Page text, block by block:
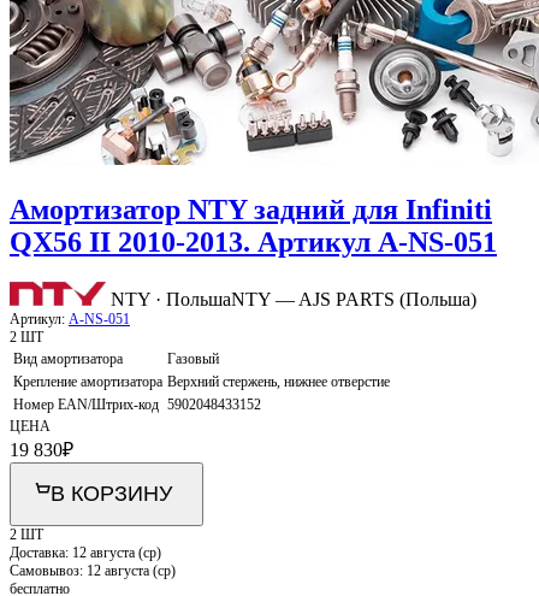
Амортизатор NTY задний для Infiniti
QX56 II 2010-2013. Артикул A-NS-051
NTY · ПольшаNTY — AJS PARTS (Польша)
Артикул: A-NS-051
2 ШТ
Вид амортизатора
Газовый
Крепление амортизатора Верхний стержень, нижнее отверстие
Номер EAN/Штрих-код 5902048433152
ЦЕНА
19 830₽
В КОРЗИНУ
2 ШТ
Доставка: 12 августа (ср)
Самовывоз: 12 августа (ср)
бесплатно